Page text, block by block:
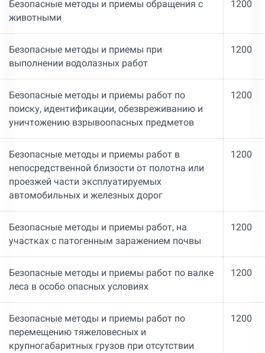
Безопасные методы и приемы обращения с
животными
1200
Безопасные методы и приемы при
выполнении водолазных работ
1200
Безопасные методы и приемы работ по
поиску, идентификации, обезвреживанию и
уничтожению взрывоопасных предметов
1200
Безопасные методы и приемы работ в
непосредственной близости от полотна или
проезжей части эксплуатируемых
автомобильных и железных дорог
1200
Безопасные методы и приемы работ, на
участках с патогенным заражением почвы
1200
Безопасные методы и приемы работ по валке
леса в особо опасных условиях
1200
Безопасные методы и приемы работ по
перемещению тяжеловесных и
крупногабаритных грузов при отсутствии
1200